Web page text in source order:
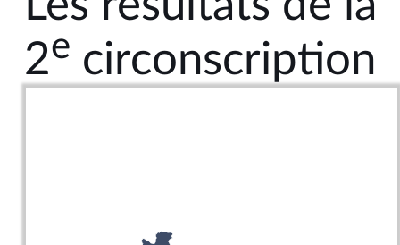
2e circonscription